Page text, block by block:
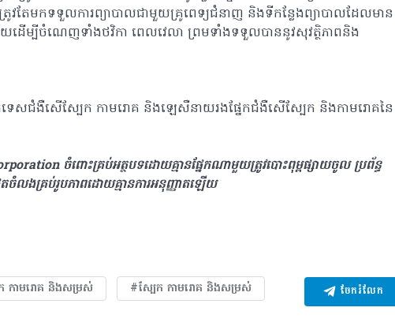
ត្រូវតែមកទទួលការព្យាបាលជាមួយគ្រូពេទ្យជំនាញ និងទីកន្លែងព្យាបាលដែលមាន
យដើម្បីចំណេញទាំងថវិកា ពេលវេលា ព្រមទាំងទទួលបាននូវសុវត្ថិភាពនិង
េសជំងឺសើស្បែក កាមរោគ និងឡេសឺនាយរងផ្នែកជំងឺសើស្បែក និងកាមរោគនៃ
ចំពោះគ្រប់អត្ថបទដោយគ្មានផ្នែកណាមួយត្រូវបោះពុម្ពផ្សាយចូល ប្រព័ន្ធ
ងគ្រប់រូបភាពដោយគ្មានការអនុញ្ញាតឡើយ
កាមរោគ​ និងសម្រស់ #ស្បែក កាមរោគ​ និងសម្រស់ ចែករំលែក